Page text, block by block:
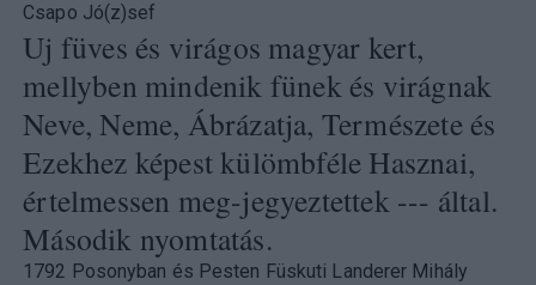
Csapo Jó(z)sef
Uj füves és virágos magyar kert,
mellyben mindenik fünek és virágnak
Neve, Neme, Ábrázatja, Természete és
Ezekhez képest külömbféle Hasznai,
értelmessen meg-jegyeztettek --- által.
Második nyomtatás.
1792 Posonyban és Pesten Füskuti Landerer Mihály